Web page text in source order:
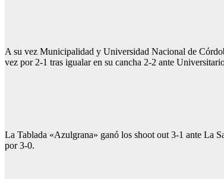
A su vez Municipalidad y Universidad Nacional de
vez por 2-1 tras igualar en su cancha 2-2 ante
La Tablada «Azulgrana» ganó los shoot out 3-1 ante La
por 3-0.